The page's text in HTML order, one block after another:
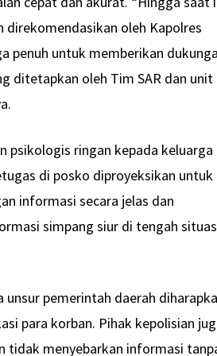
oleh Kapolres
penuh untuk memberikan
ditetapkan oleh Tim SAR dan unit
psikologis ringan kepada keluarga
di posko diproyeksikan untuk
informasi secara jelas dan
simpang siur di tengah
unsur pemerintah daerah
para korban. Pihak kepolisian
tidak menyebarkan informasi